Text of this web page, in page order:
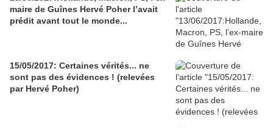
maire de Guînes Hervé Poher l’avait
prédit avant tout le monde...
15/05/2017: Certaines vérités... ne
sont pas des évidences ! (relevées
par Hervé Poher)